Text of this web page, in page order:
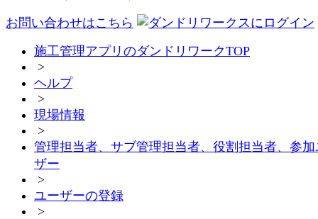
お問い合わせはこちら
施工管理アプリのダンドリワークTOP
>
ヘルプ
>
現場情報
>
管理担当者、サブ管理担当者、役割担当者、参加
ザー
>
ユーザーの登録
>